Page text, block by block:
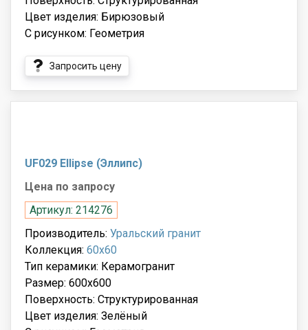
Цвет изделия: Бирюзовый
С рисунком: Геометрия
Запросить цену
UF029 Ellipse (Эллипс)
Цена по запросу
Артикул: 214276
Производитель: Уральский гранит
Коллекция: 60x60
Тип керамики: Керамогранит
Размер: 600x600
Поверхность: Структурированная
Цвет изделия: Зелёный